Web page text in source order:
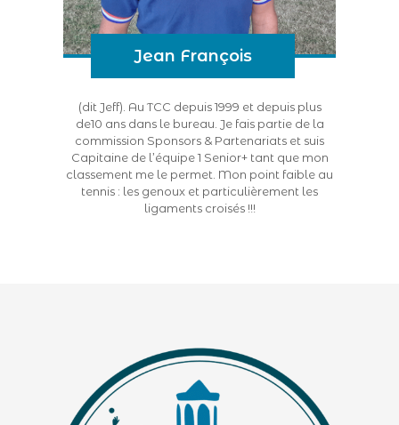
Jean François
(dit Jeff). Au TCC depuis 1999 et depuis plus
de10 ans dans le bureau. Je fais partie de la
commission Sponsors & Partenariats et suis
Capitaine de l’équipe 1 Senior+ tant que mon
classement me le permet. Mon point faible au
tennis : les genoux et particulièrement les
ligaments croisés !!!